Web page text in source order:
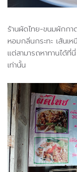
ร้านผัดไทย-ขนมผักก
หอมกลิ่นกระทะ เส้นเ
แต่สามารถหาทานได้ที่
เท่านั้น